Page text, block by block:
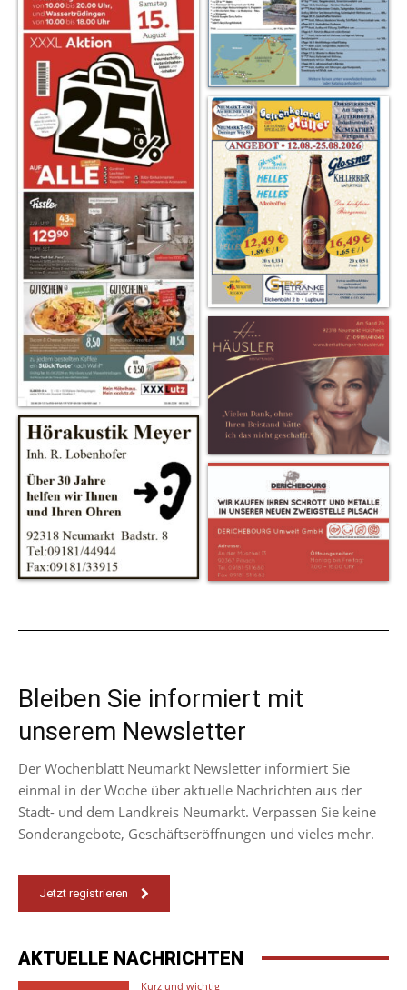
Bleiben Sie informiert mit
unserem Newsletter
Der Wochenblatt Neumarkt Newsletter informiert Sie
einmal in der Woche über aktuelle Nachrichten aus der
Stadt- und dem Landkreis Neumarkt. Verpassen Sie keine
Sonderangebote, Geschäftseröffnungen und vieles mehr.
Jetzt registrieren
AKTUELLE NACHRICHTEN
Kurz und wichtig